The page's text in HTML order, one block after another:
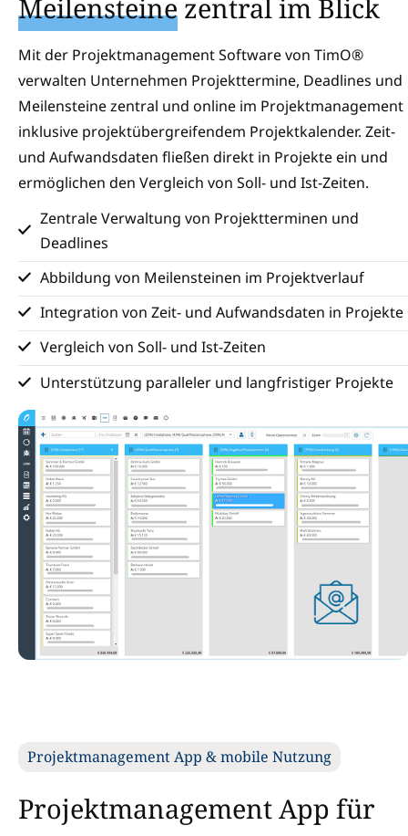
Meilensteine zentral im Blick
Mit der Projektmanagement Software von TimO®
verwalten Unternehmen Projekttermine, Deadlines und
Meilensteine zentral und online im Projektmanagement
inklusive projektübergreifendem Projektkalender. Zeit-
und Aufwandsdaten fließen direkt in Projekte ein und
ermöglichen den Vergleich von Soll- und Ist-Zeiten.
Zentrale Verwaltung von Projektterminen und
Deadlines
Abbildung von Meilensteinen im Projektverlauf
Integration von Zeit- und Aufwandsdaten in Projekte
Vergleich von Soll- und Ist-Zeiten
Unterstützung paralleler und langfristiger Projekte
Projektmanagement App & mobile Nutzung
Projektmanagement App für